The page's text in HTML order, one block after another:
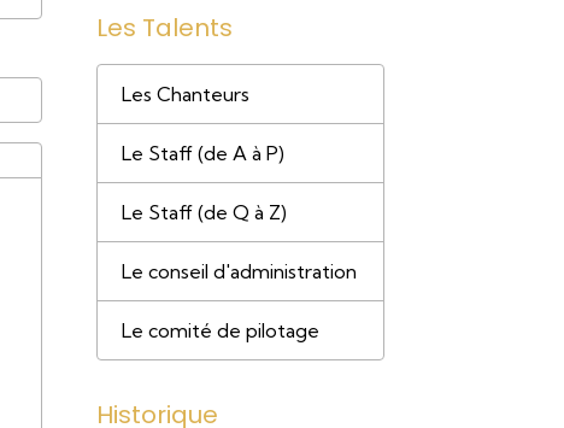
Les Talents
Les Chanteurs
Le Staff (de A à P)
Le Staff (de Q à Z)
Le conseil d'administration
Le comité de pilotage
Historique